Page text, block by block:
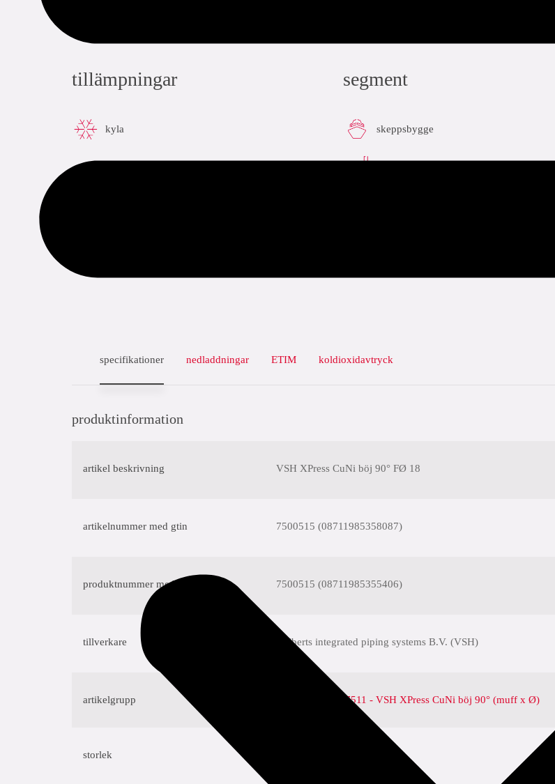
tillämpningar
kyla
segment
skeppsbygge
specifikationer nedladdningar ETIM koldioxidavtryck
produktinformation
artikel beskrivning VSH XPress CuNi böj 90° FØ 18
artikelnummer med gtin 7500515 (08711985358087)
produktnummer med gtin 7500515 (08711985355406)
tillverkare Aalberts integrated piping systems B.V. (VSH)
artikelgrupp CUN7511 CUN7511 - VSH XPress CuNi böj 90° (muff x Ø)
storlek